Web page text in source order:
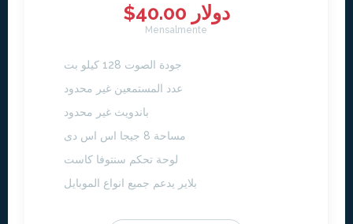
$40.00 دولار
Mensalmente
جودة الصوت 128 كيلو بت
عدد المستمعين غير محدود
باندويث غير محدود
مساحة 8 جيجا اس اس دى
لوحة تحكم سنتوفا كاست
بلاير يدعم جميع انواع الموبايل